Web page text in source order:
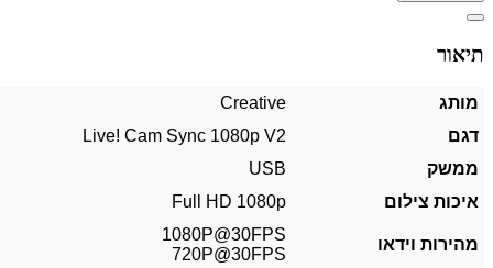
תיאור
מותג
Creative
דגם
Live! Cam Sync 1080p V2
ממשק
USB
איכות צילום
Full HD 1080p
מהירות וידאו
1080P@30FPS
720P@30FPS